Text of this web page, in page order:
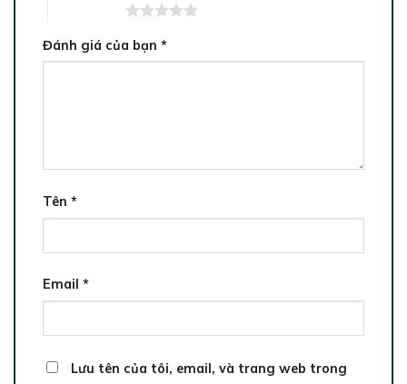
Đánh giá của bạn *
Tên *
Email *
Lưu tên của tôi, email, và trang web trong